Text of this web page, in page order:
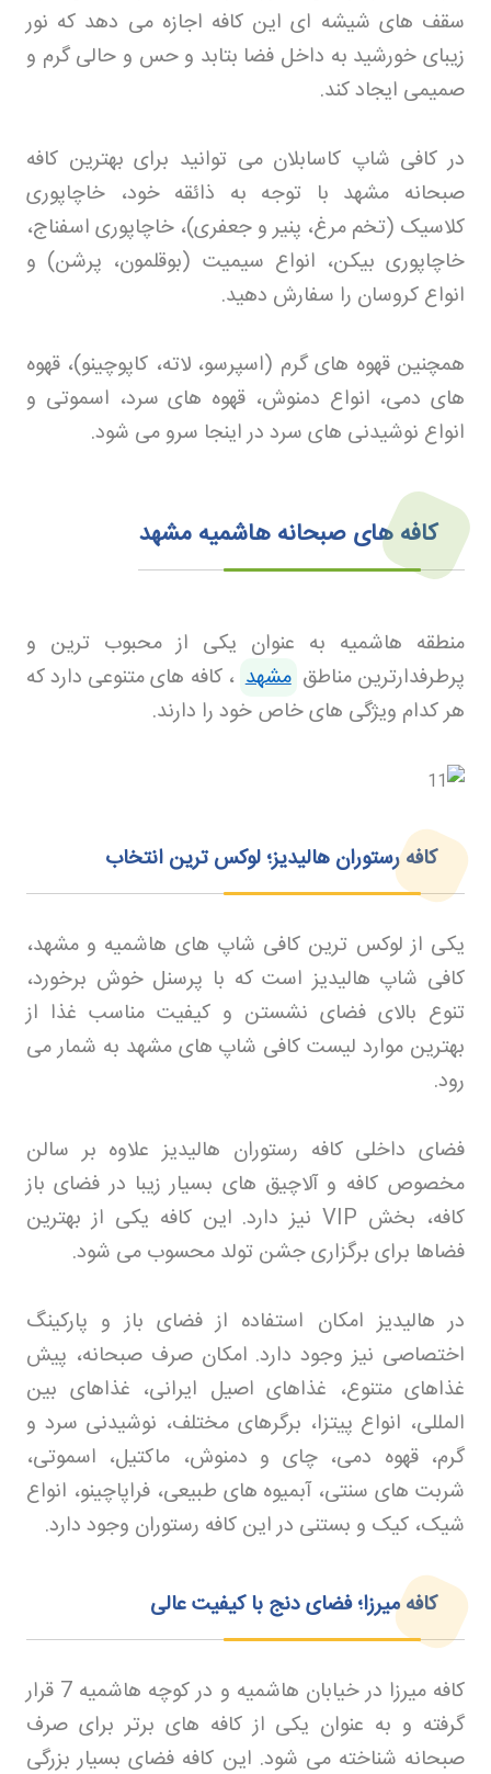
سقف های شیشه ای این کافه اجازه می دهد که نور
زیبای خورشید به داخل فضا بتابد و حس و حالی گرم و
صمیمی ایجاد کند.
در کافی شاپ کاسابلان می توانید برای بهترین کافه
صبحانه مشهد با توجه به ذائقه خود، خاچاپوری
کلاسیک (تخم مرغ، پنیر و جعفری)، خاچاپوری اسفناج،
خاچاپوری بیکن، انواع سیمیت (بوقلمون، پرشن) و
انواع کروسان را سفارش دهید.
همچنین قهوه های گرم (اسپرسو، لاته، کاپوچینو)، قهوه
های دمی، انواع دمنوش، قهوه های سرد، اسموتی و
انواع نوشیدنی های سرد در اینجا سرو می شود.
کافه های صبحانه هاشمیه مشهد
منطقه هاشمیه به عنوان یکی از محبوب ترین و
پرطرفدارترین مناطق مشهد ، کافه های متنوعی دارد که
هر کدام ویژگی های خاص خود را دارند.
کافه رستوران هالیدیز؛ لوکس ترین انتخاب
یکی از لوکس ترین کافی شاپ های هاشمیه و مشهد،
کافی شاپ هالیدیز است که با پرسنل خوش برخورد،
تنوع بالای فضای نشستن و کیفیت مناسب غذا از
بهترین موارد لیست کافی شاپ های مشهد به شمار می
رود.
فضای داخلی کافه رستوران هالیدیز علاوه بر سالن
مخصوص کافه و آلاچیق های بسیار زیبا در فضای باز
کافه، بخش
نیز دارد. این کافه یکی از بهترین
فضاها برای برگزاری جشن تولد محسوب می شود.
در هالیدیز امکان استفاده از فضای باز و پارکینگ
اختصاصی نیز وجود دارد. امکان صرف صبحانه، پیش
غذاهای متنوع، غذاهای اصیل ایرانی، غذاهای بین
المللی، انواع پیتزا، برگرهای مختلف، نوشیدنی سرد و
گرم، قهوه دمی، چای و دمنوش، ماکتیل، اسموتی،
شربت های سنتی، آبمیوه های طبیعی، فراپاچینو، انواع
شیک، کیک و بستنی در این کافه رستوران وجود دارد.
کافه میرزا؛ فضای دنج با کیفیت عالی
کافه میرزا در خیابان هاشمیه و در کوچه هاشمیه 7 قرار
گرفته و به عنوان یکی از کافه های برتر برای صرف
صبحانه شناخته می شود. این کافه فضای بسیار بزرگی